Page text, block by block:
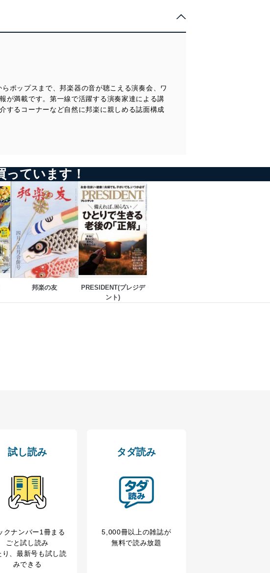
じめとする安全対策を実施し、個人情報の
ています。
更新 機能等の活用により、これを最新状態
へのパスワードを設定しています。
トシステムを継続的に改善し、常に最良
については以下までご連絡ください。
報を取得・アクセス・利用・提供・管理
ポップスまで、邦楽器の音が聴こえる演奏会、ワ
が満載です。第一線で活躍する演奏家達による講
するコーナーなど自然に邦楽に親しめる誌面構成
ています！
邦楽の友
PRESIDENT(プレジデ
ント)
試し読み
クナンバー1冊まる
ごと試し読み
り、最新号も試し読
みできる
タダ読み
5,000冊以上の雑誌が
無料で読み放題